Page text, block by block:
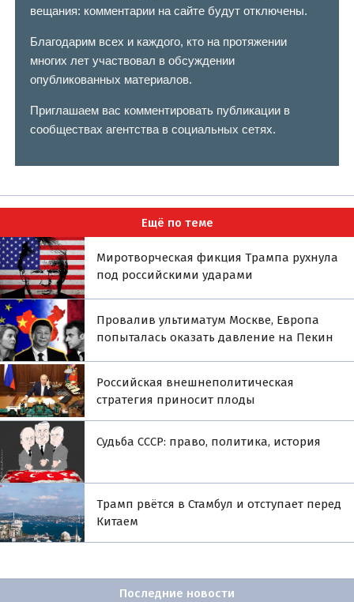
вещания: комментарии на сайте будут отключены.
Благодарим всех и каждого, кто на протяжении
многих лет участвовал в обсуждении
опубликованных материалов.
Приглашаем вас комментировать публикации в
сообществах агентства в социальных сетях.
Ещё по теме
Миротворческая фикция Трампа рухнула
под российскими ударами
Провалив ультиматум Москве, Европа
попыталась оказать давление на Пекин
Российская внешнеполитическая
стратегия приносит плоды
Судьба СССР: право, политика, история
Трамп рвётся в Стамбул и отступает перед
Китаем
Последние новости